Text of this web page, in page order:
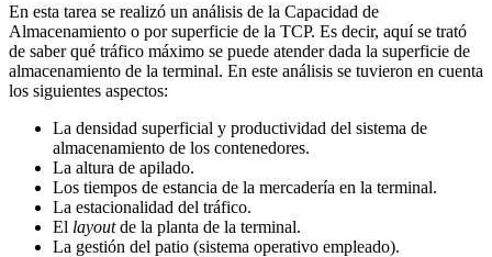
En esta tarea se realizó un análisis de la Capacidad de
Almacenamiento o por superficie de la TCP. Es decir, aquí se trató
de saber qué tráfico máximo se puede atender dada la superficie de
almacenamiento de la terminal. En este análisis se tuvieron en cuenta
los siguientes aspectos:
La densidad superficial y productividad del sistema de
almacenamiento de los contenedores.
La altura de apilado.
Los tiempos de estancia de la mercadería en la terminal.
La estacionalidad del tráfico.
El layoutde la planta de la terminal.
La gestión del patio (sistema operativo empleado).